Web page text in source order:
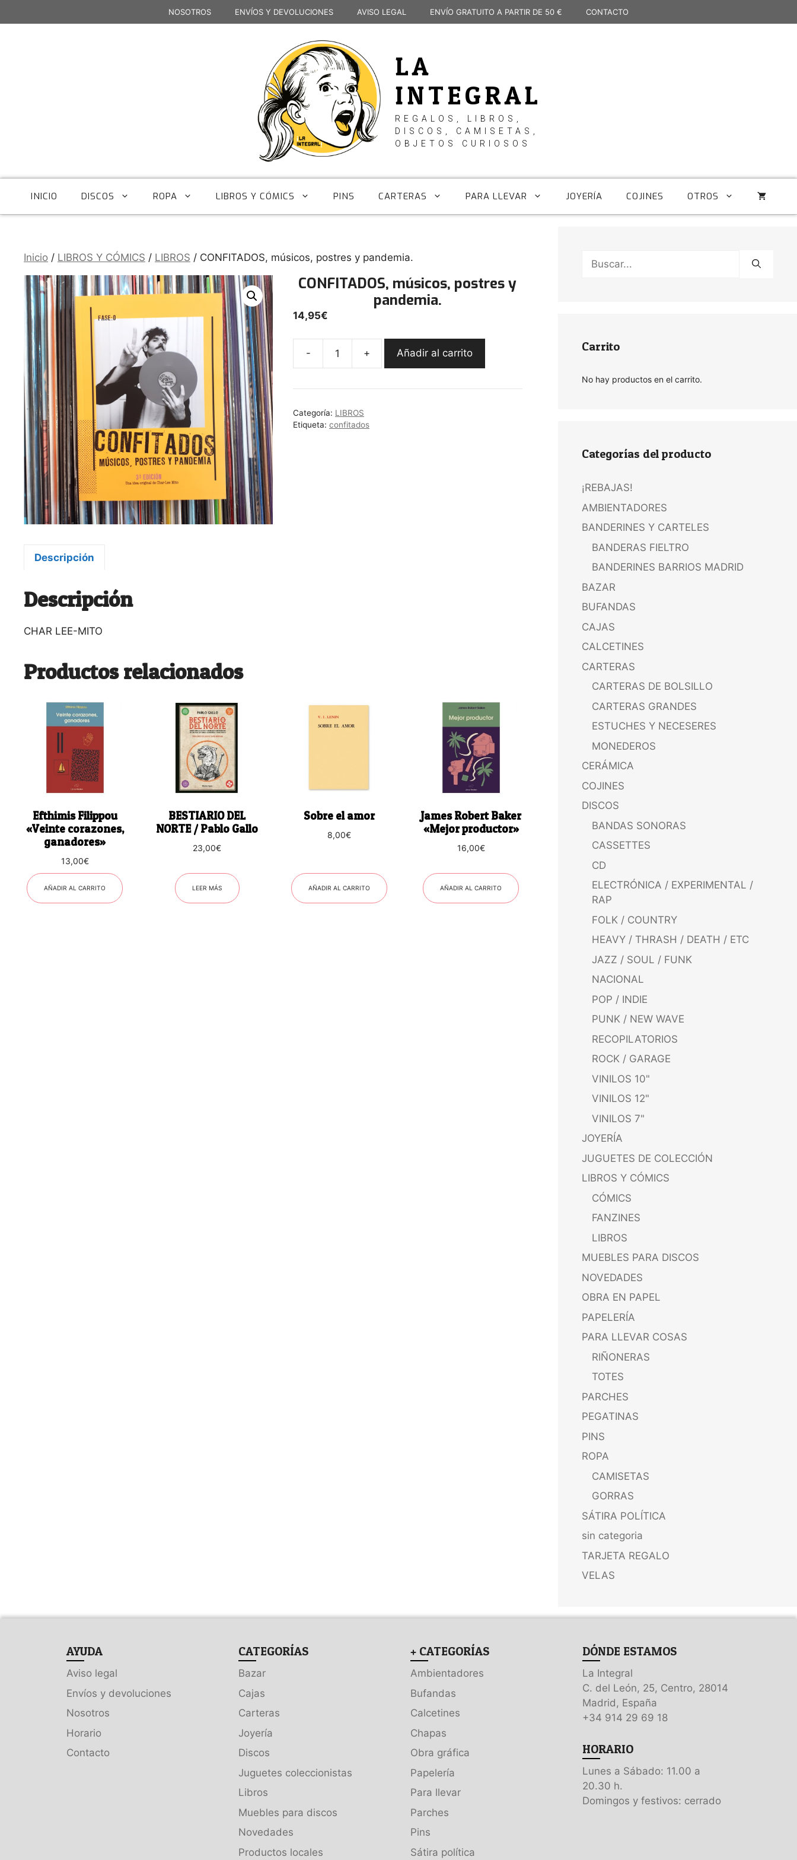
al
NOSOTROS ENVÍOS Y DEVOLUCIONES AVISO LEGAL ENVÍO GRATUITO A PARTIR DE 50 € CONTACTO
LA
INTEGRAL
REGALOS, LIBROS,
DISCOS, CAMISETAS,
OBJETOS CURIOSOS
INICIO DISCOS ROPA LIBROS Y CÓMICS PINS CARTERAS PARA LLEVAR JOYERÍA COJINES OTROS
Inicio / LIBROS Y CÓMICS / LIBROS / CONFITADOS, músicos, postres y pandemia.
CONFITADOS, músicos, postres y
pandemia.
14,95€
-
CONFITADOS,
postres
pandemia.
+ Añadir al carrito
Categoría: LIBROS
Etiqueta:confitados
Descripción
Descripción
CHAR LEE-MITO
Productos relacionados
Efthimis Filippou
«Veinte corazones,
ganadores»
13,00€
AÑADIR AL CARRITO
BESTIARIO DEL
NORTE / Pablo Gallo
23,00€
LEER MÁS
Sobre el amor
8,00€
AÑADIR AL CARRITO
James Robert Baker
«Mejor productor»
16,00€
AÑADIR AL CARRITO
Buscar:
Carrito
No hay productos en el carrito.
Categorías del producto
¡REBAJAS!
AMBIENTADORES
BANDERINES Y CARTELES
BANDERAS FIELTRO
BANDERINES BARRIOS MADRID
BAZAR
BUFANDAS
CAJAS
CALCETINES
CARTERAS
CARTERAS DE BOLSILLO
CARTERAS GRANDES
ESTUCHES Y NECESERES
MONEDEROS
CERÁMICA
COJINES
DISCOS
BANDAS SONORAS
CASSETTES
CD
ELECTRÓNICA / EXPERIMENTAL /
RAP
FOLK / COUNTRY
HEAVY / THRASH / DEATH / ETC
JAZZ / SOUL / FUNK
NACIONAL
POP / INDIE
PUNK / NEW WAVE
RECOPILATORIOS
ROCK / GARAGE
VINILOS 10"
VINILOS 12"
VINILOS 7"
JOYERÍA
JUGUETES DE COLECCIÓN
LIBROS Y CÓMICS
CÓMICS
FANZINES
LIBROS
MUEBLES PARA DISCOS
NOVEDADES
OBRA EN PAPEL
PAPELERÍA
PARA LLEVAR COSAS
RIÑONERAS
TOTES
PARCHES
PEGATINAS
PINS
ROPA
CAMISETAS
GORRAS
SÁTIRA POLÍTICA
sin categoria
TARJETA REGALO
VELAS
AYUDA
Aviso legal
Envíos y devoluciones
Nosotros
Horario
Contacto
CATEGORÍAS
Bazar
Cajas
Carteras
Joyería
Discos
Juguetes coleccionistas
Libros
Muebles para discos
Novedades
Productos locales
+ CATEGORÍAS
Ambientadores
Bufandas
Calcetines
Chapas
Obra gráfica
Papelería
Para llevar
Parches
Pins
Sátira política
DÓNDE ESTAMOS
La Integral
C. del León, 25, Centro, 28014
Madrid, España
+34 914 29 69 18
HORARIO
Lunes a Sábado: 11.00 a
20.30 h.
Domingos y festivos: cerrado